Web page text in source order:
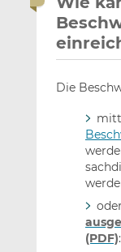
Die
(PDF):